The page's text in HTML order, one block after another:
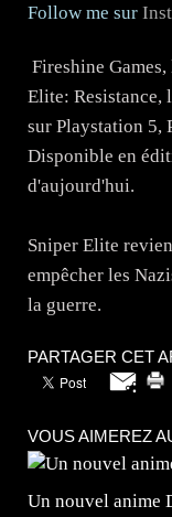
Follow me sur
Fireshine
Elite: Resistance,
sur Playstation 5,
Disponible en
d'aujourd'hui.
Sniper Elite
empêcher les
la guerre.
PARTAGER CET
VOUS AIMEREZ
Un nouvel anime